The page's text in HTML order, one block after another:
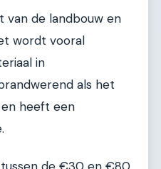
van de landbouw en
wordt vooral
in
als het
heeft een